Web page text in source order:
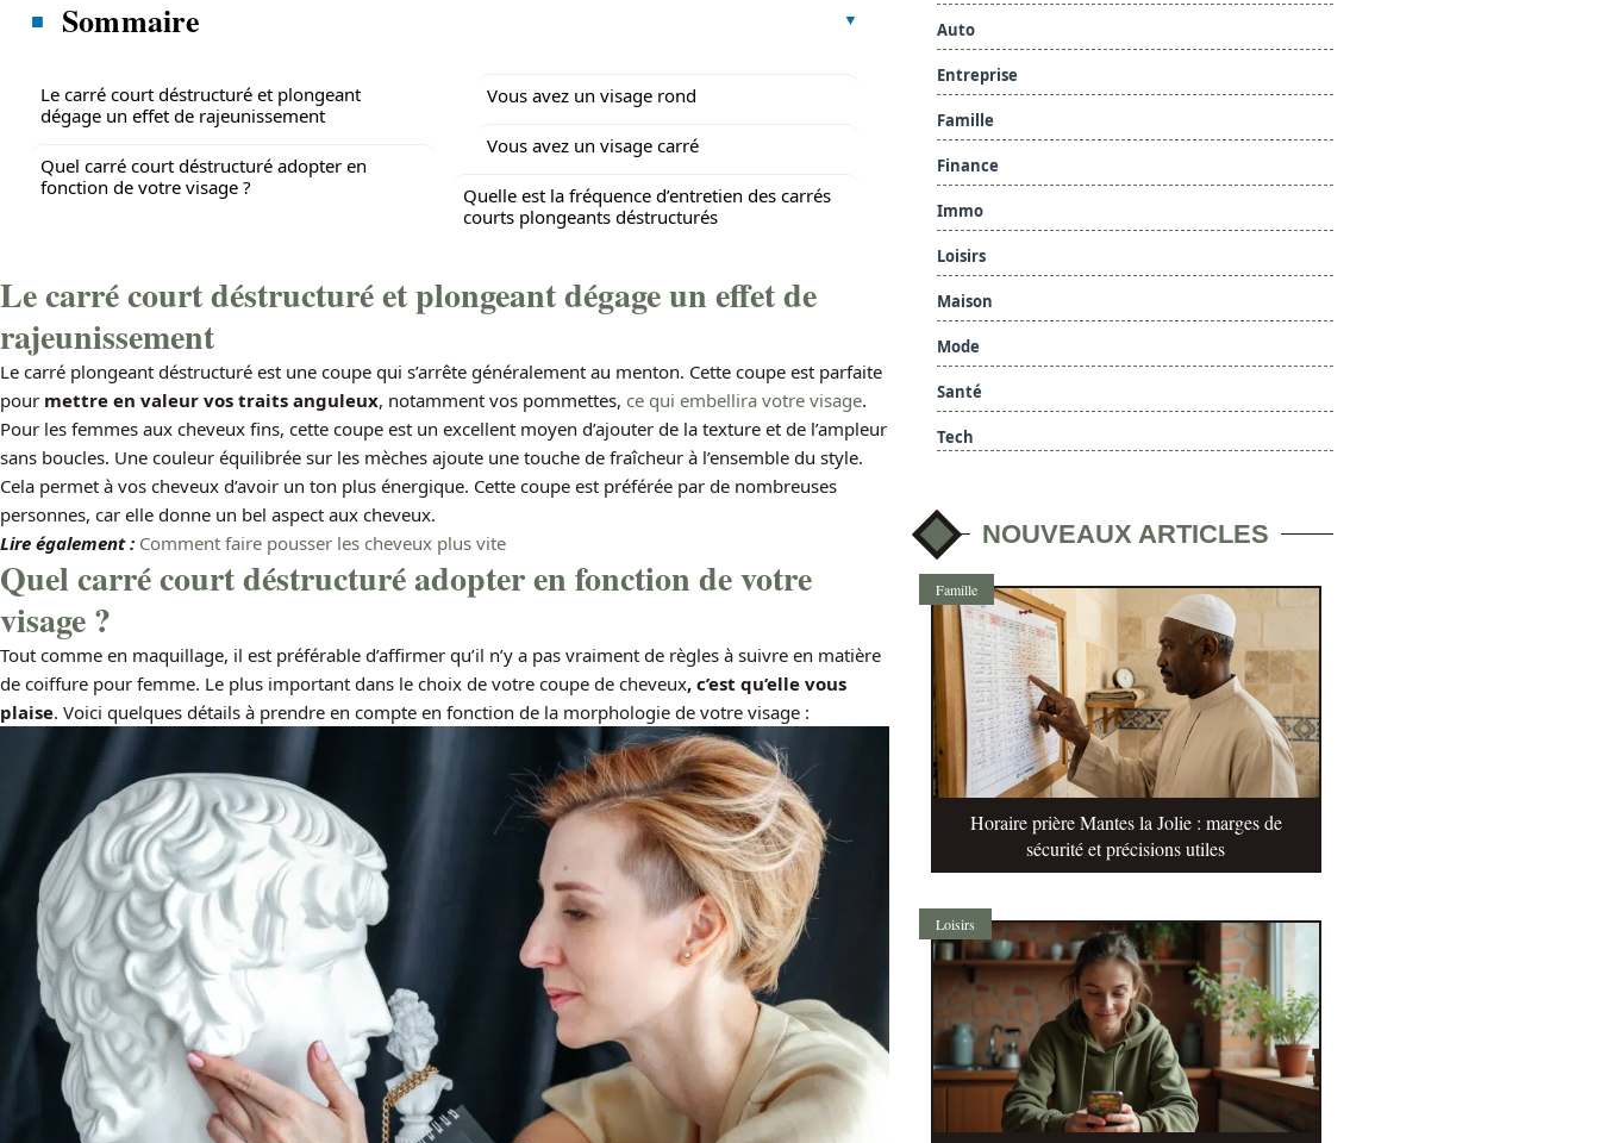
Sommaire
Le carré court déstructuré et plongeant
dégage un effet de rajeunissement
Quel carré court déstructuré adopter en
fonction de votre visage ?
Vous avez un visage rond
Vous avez un visage carré
Quelle est la fréquence d’entretien des carrés
courts plongeants déstructurés
Le carré court déstructuré et plongeant dégage un effet de
rajeunissement
Le carré plongeant déstructuré est une coupe qui s’arrête généralement au menton. Cette coupe est parfaite
pour mettre en valeur vos traits anguleux, notamment vos pommettes, ce qui embellira votre visage.
Pour les femmes aux cheveux fins, cette coupe est un excellent moyen d’ajouter de la texture et de l’ampleur
sans boucles. Une couleur équilibrée sur les mèches ajoute une touche de fraîcheur à l’ensemble du style.
Cela permet à vos cheveux d’avoir un ton plus énergique. Cette coupe est préférée par de nombreuses
personnes, car elle donne un bel aspect aux cheveux.
Lire également : Comment faire pousser les cheveux plus vite
Quel carré court déstructuré adopter en fonction de votre
visage ?
Tout comme en maquillage, il est préférable d’affirmer qu’il n’y a pas vraiment de règles à suivre en matière
de coiffure pour femme. Le plus important dans le choix de votre coupe de cheveux, c’est qu’elle vous
plaise. Voici quelques détails à prendre en compte en fonction de la morphologie de votre visage :
Auto
Entreprise
Famille
Finance
Immo
Loisirs
Maison
Mode
Santé
Tech
NOUVEAUX ARTICLES
Famille
Horaire prière Mantes la Jolie : marges de
sécurité et précisions utiles
Loisirs